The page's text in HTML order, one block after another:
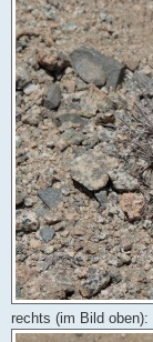
rechts (im Bild oben):